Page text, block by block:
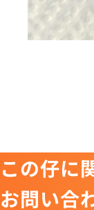
この仔に
お問い合